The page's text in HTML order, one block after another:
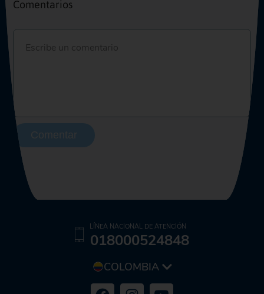
Comentarios
COLOMBIA
LÍNEA NACIONAL DE ATENCIÓN
018000524848